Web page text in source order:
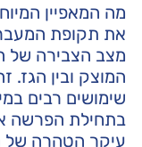
מה המאפיין
את תקופת
מצב הצבירה של
המוצק ובין הגז.
שימושים רבים
בתחילת הפרשה
עיקר הטהרה של